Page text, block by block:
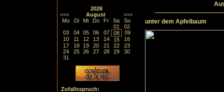
2026
<<<
August
>>>
Mo
Di Mi Do Fr Sa
So
01
02
03
04 05 06 07 08
09
10
11 12 13 14 15
16
17
18 19 20 21 22
23
24
25 26 27 28 29
30
31
Zufallsspruch:
unter dem Apfelbaum